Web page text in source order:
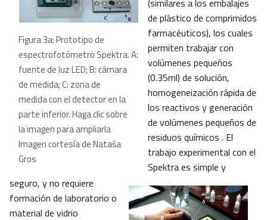
Figura 3a: Prototipo de
espectrofotómetro Spektra. A:
fuente de luz LED; B: cámara
de medida; C: zona de
medida con el detector en la
parte inferior. Haga clic sobre
la imagen para ampliarla
Imagen cortesía de Nataša
Gros
(similares a los embalajes
de plástico de comprimidos
farmacéuticos), los cuales
permiten trabajar con
volúmenes pequeños
(0.35ml) de solución,
homogeneización rápida de
los reactivos y generación
de volúmenes pequeños de
residuos químicos . El
trabajo experimental con el
Spektra es simple y
seguro, y no requiere
formación de laboratorio o
material de vidrio